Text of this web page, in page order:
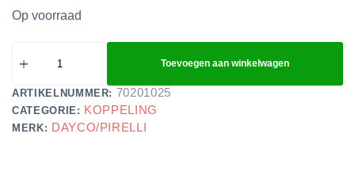
Op voorraad
Toevoegen aan winkelwagen
ARTIKELNUMMER: 70201025
CATEGORIE: KOPPELING
MERK: DAYCO/PIRELLI